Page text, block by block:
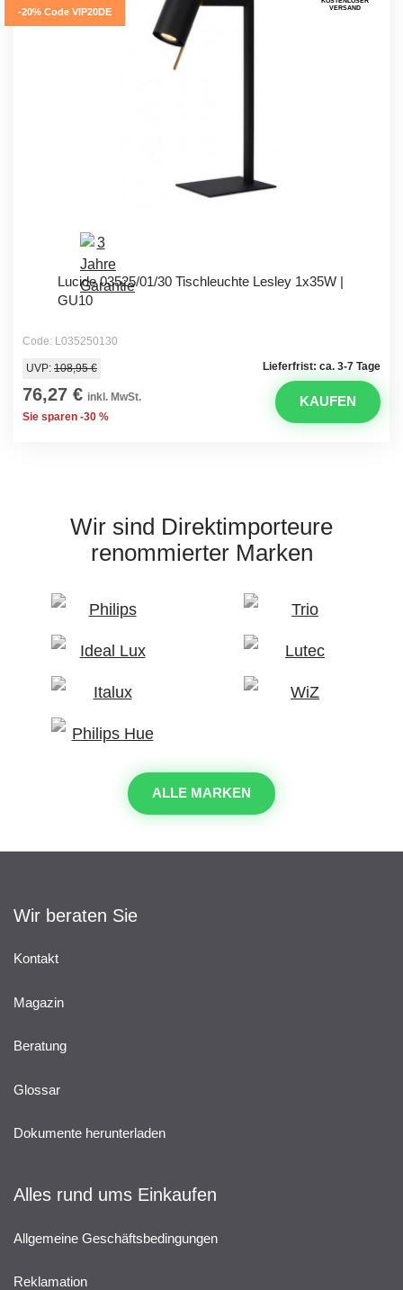
-20% Code VIP20DE
VERSAND
Lucide 03525/01/30 Tischleuchte Lesley 1x35W |
GU10
Code: L035250130
Lieferfrist: ca. 3-7 Tage
UVP: 108,95 €
76,27 € inkl. MwSt.
Sie sparen -30 %
KAUFEN
Wir sind Direktimporteure
renommierter Marken
ALLE MARKEN
Wir beraten Sie
Kontakt
Magazin
Beratung
Glossar
Dokumente herunterladen
Alles rund ums Einkaufen
Allgemeine Geschäftsbedingungen
Reklamation